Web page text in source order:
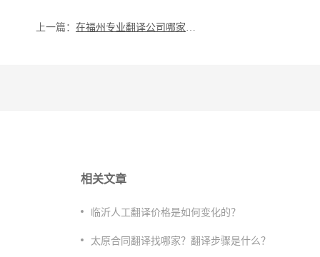
上一篇： 在福州专业翻译公司哪家好一点呢？
相关文章
临沂人工翻译价格是如何变化的？
太原合同翻译找哪家？翻译步骤是什么？